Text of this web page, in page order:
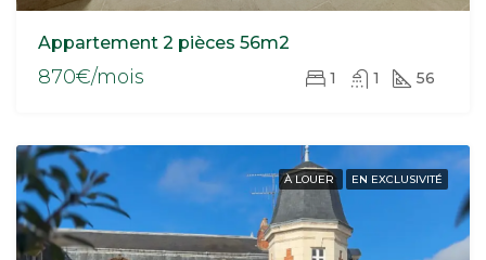
Appartement 2 pièces 56m2
870€/mois 1 1 56
À LOUER EN EXCLUSIVITÉ